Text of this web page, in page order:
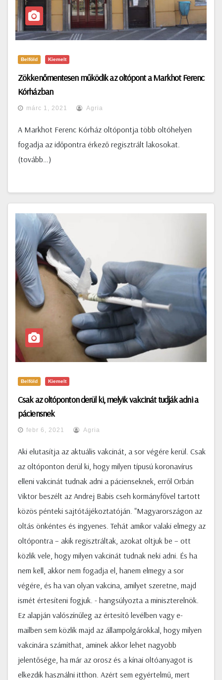
Belföld Kiemelt
Zökkenőmentesen működik az oltópont a Markhot Ferenc
Kórházban
márc 1, 2021 Agria
A Markhot Ferenc Kórház oltópontja több oltóhelyen
fogadja az időpontra érkező regisztrált lakosokat.
(tovább…)
Belföld Kiemelt
Csak az oltóponton derül ki, melyik vakcinát tudják adni a
páciensnek
febr 6, 2021 Agria
Aki elutasítja az aktuális vakcinát, a sor végére kerül. Csak
az oltóponton derül ki, hogy milyen típusú koronavírus
elleni vakcinát tudnak adni a pácienseknek, erről Orbán
Viktor beszélt az Andrej Babis cseh kormányfővel tartott
közös pénteki sajtótájékoztatóján. "Magyarországon az
oltás önkéntes és ingyenes. Tehát amikor valaki elmegy az
oltópontra – akik regisztráltak, azokat oltjuk be – ott
közlik vele, hogy milyen vakcinát tudnak neki adni. És ha
nem kell, akkor nem fogadja el, hanem elmegy a sor
végére, és ha van olyan vakcina, amilyet szeretne, majd
ismét értesíteni fogjuk. - hangsúlyozta a miniszterelnök.
Ez alapján valószínűleg az értesítő levélben vagy e-
mailben sem közlik majd az állampolgárokkal, hogy milyen
vakcinára számíthat, aminek akkor lehet nagyobb
jelentősége, ha már az orosz és a kínai oltóanyagot is
elkezdik használni itthon. Azért sem egyértelmű, mert